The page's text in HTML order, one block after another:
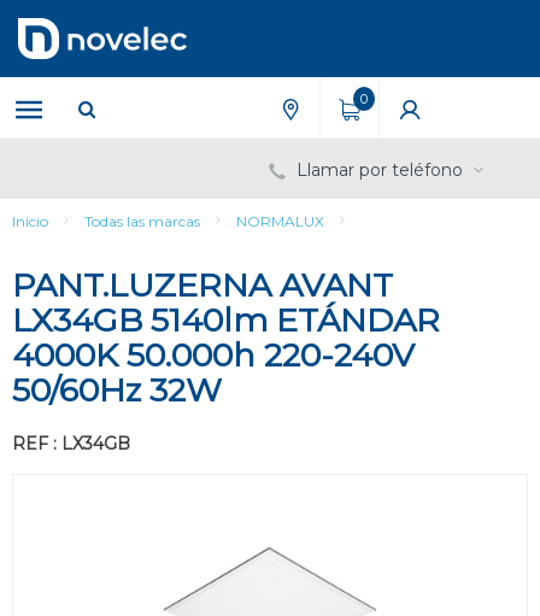
contenido
menú
de
navegación
0
Llamar por teléfono
Inicio Todas las marcas NORMALUX
PANT.LUZERNA AVANT
LX34GB 5140lm ETÁNDAR
4000K 50.000h 220-240V
50/60Hz 32W
REF : LX34GB